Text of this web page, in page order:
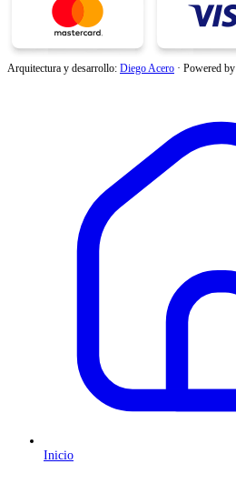
Arquitectura y desarrollo: Diego Acero · Powered by
Inicio